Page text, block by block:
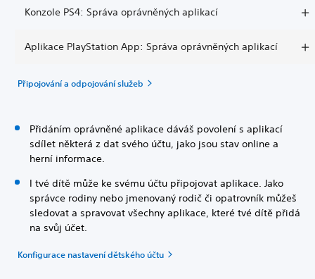
Konzole PS4: Správa oprávněných aplikací
Aplikace PlayStation App: Správa oprávněných aplikací
Připojování a odpojování služeb
Přidáním oprávněné aplikace dáváš povolení s aplikací
sdílet některá z dat svého účtu, jako jsou stav online a
herní informace.
I tvé dítě může ke svému účtu připojovat aplikace. Jako
správce rodiny nebo jmenovaný rodič či opatrovník můžeš
sledovat a spravovat všechny aplikace, které tvé dítě přidá
na svůj účet.
Konfigurace nastavení dětského účtu